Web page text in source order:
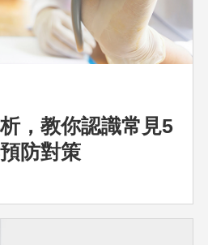
，教你認識常見5
防對策